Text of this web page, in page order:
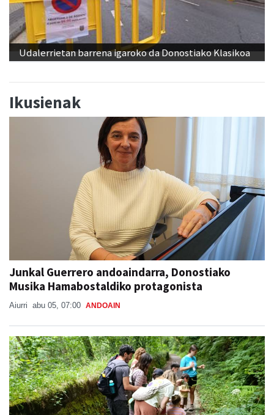
Udalerrietan barrena igaroko da Donostiako Klasikoa
Ikusienak
Junkal Guerrero andoaindarra, Donostiako
Musika Hamabostaldiko protagonista
Aiurri abu 05, 07:00 ANDOAIN